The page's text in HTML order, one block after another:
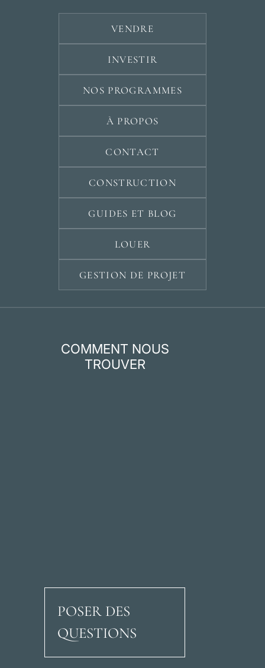
VENDRE
INVESTIR
NOS PROGRAMMES
À PROPOS
CONTACT
CONSTRUCTION
GUIDES ET BLOG
LOUER
GESTION DE PROJET
COMMENT NOUS
TROUVER
Avenida Ricardo
POSER DES
QUESTIONS